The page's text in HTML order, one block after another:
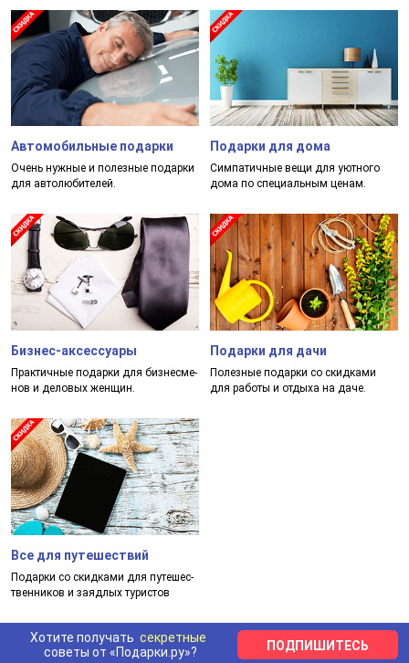
Автомобильные подарки
Очень нуж­ные и по­лез­ные по­дар­ки
для ав­то­лю­би­те­лей.
Подарки для дома
Сим­па­тич­ные ве­щи для уют­но­го
до­ма по спе­ци­аль­ным це­нам.
Бизнес-аксессуары
Прак­тич­ные по­дар­ки для биз­нес­ме­
нов и де­ло­вых жен­щин.
Подарки для дачи
Полез­ные по­дар­ки со скид­ка­ми
для ра­бо­ты и от­ды­ха на да­че.
Все для путешествий
Подар­ки со скид­ка­ми для пу­те­шес­
твен­ни­ков и за­яд­лых ту­рис­тов
Хотите получать секретные
советы от «Подарки.ру»?
ПОДПИШИТЕСЬ